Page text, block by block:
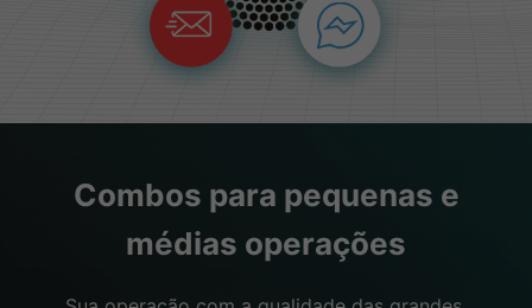
Combos para pequenas e
médias operações